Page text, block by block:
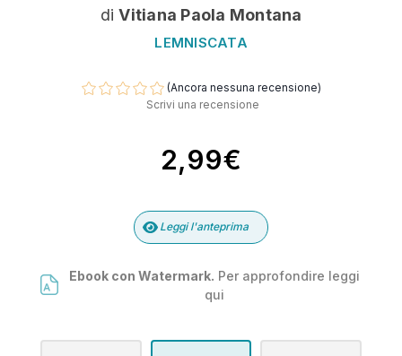
diVitiana Paola Montana
LEMNISCATA
(Ancora nessuna recensione)
Scrivi una recensione
2,99€
Leggi l'anteprima
Ebook con Watermark. Per approfondire leggi
qui